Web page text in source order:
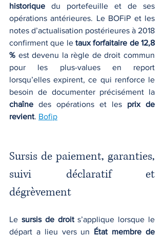
historique du portefeuille et de ses
opérations antérieures. Le BOFiP et les
notes d’actualisation postérieures à 2018
confirment que le taux forfaitaire de 12,8
% est devenu la règle de droit commun
pour les plus-values en report
lorsqu’elles expirent, ce qui renforce le
chaîne des opérations et les prix de
revient. Bofip
Sursis de paiement, garanties,
suivi déclaratif et
dégrèvement
Le sursis de droit s’applique lorsque le
départ a lieu vers un État membre de